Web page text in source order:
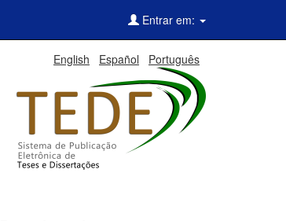
Entrar em:
English Español Português